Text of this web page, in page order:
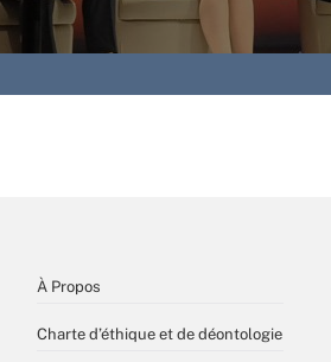
À Propos
Charte d’éthique et de déontologie